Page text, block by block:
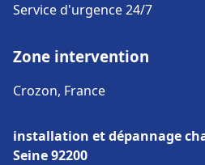
Service d'urgence 24/7
Zone intervention
Crozon, France
installation et dépannage
Seine 92200